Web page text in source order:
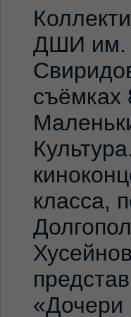
ДШИ им.
съёмках
класса,
«Дочери